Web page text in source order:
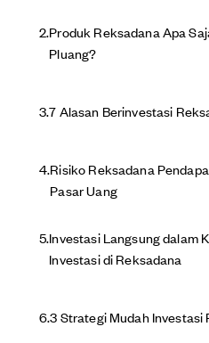
2.Produk Reksadana Apa
Pluang?
3.7 Alasan Berinvestasi
4.Risiko Reksadana
Pasar Uang
5.Investasi Langsung dalam
Investasi di Reksadana
6.3 Strategi Mudah Investasi